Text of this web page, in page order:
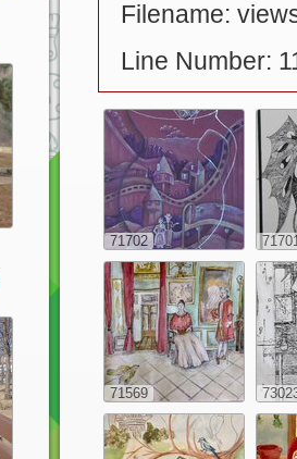
Filename:
Line Number:
71702
71569